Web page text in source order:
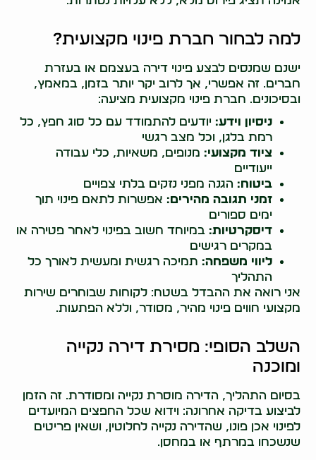
למה לבחור חברת פינוי מקצועית?
ישנם שמנסים לבצע פינוי דירה בעצמם או בעזרת
חברים. זה אפשרי, אך לרוב יקר יותר בזמן, במאמץ,
ובסיכונים. חברת פינוי מקצועית מציעה:
ניסיון וידע: יודעים להתמודד עם כל סוג חפץ, כל
רמת בלגן, וכל מצב רגשי
ציוד מקצועי: מנופים, משאיות, כלי עבודה
ייעודיים
ביטוח: הגנה מפני נזקים בלתי צפויים
זמני תגובה מהירים: אפשרות לתאם פינוי תוך
ימים ספורים
דיסקרטיות: במיוחד חשוב בפינוי לאחר פטירה או
במקרים רגישים
ליווי משפחה: תמיכה רגשית ומעשית לאורך כל
התהליך
אני רואה את ההבדל בשטח: לקוחות שבוחרים שירות
מקצועי חווים פינוי מהיר, מסודר, וללא הפתעות.
השלב הסופי: מסירת דירה נקייה
ומוכנה
בסיום התהליך, הדירה מוסרת נקייה ומסודרת. זה הזמן
לביצוע בדיקה אחרונה: וידוא שכל החפצים המיועדים
לפינוי אכן פונו, שהדירה נקייה לחלוטין, ושאין פריטים
שנשכחו במרתף או במחסן.